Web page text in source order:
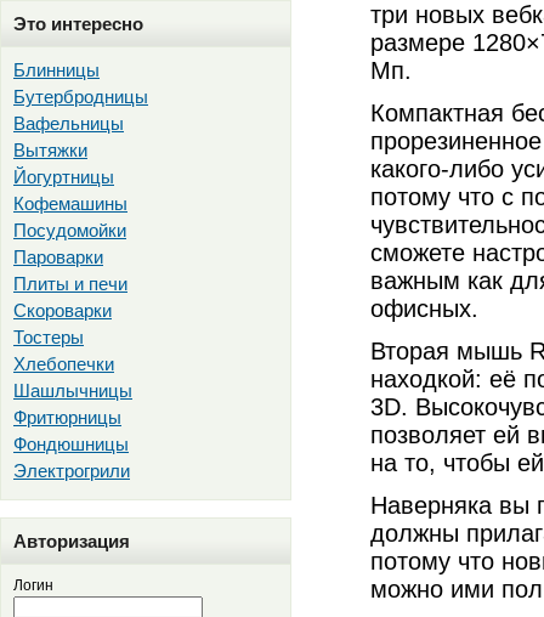
Это интересно
Блинницы
Бутербродницы
Вафельницы
Вытяжки
Йогуртницы
Кофемашины
Посудомойки
Пароварки
Плиты и печи
Скороварки
Тостеры
Хлебопечки
Шашлычницы
Фритюрницы
Фондюшницы
Электрогрили
Авторизация
Логин
три новых
размере
Мп.
Компактная
какого-либо
потому что с
сможете
важным как
офисных.
Вторая мышь
находкой: её
3D.
позволяет ей
на то, чтобы
Наверняка вы
должны
потому что
можно ими